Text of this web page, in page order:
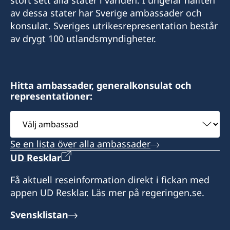
Consulate of Sweden
Mor Center 2nd floor
Honorärkonsul
Mr Moshe Krispin
+972 4 864 31 65
Fax
Consulate of Sweden
2 Kikar Chayat
Haifa 31334
Israel
Honorärkonsul
av dessa stater har Sverige ambassader och
konsulat. Sveriges utrikesrepresentation består
av drygt 100 utlandsmyndigheter.
Hitta ambassader, generalkonsulat och
representationer:
Välj
ambassad
Se en lista över alla ambassader
UD Resklar
Få aktuell reseinformation direkt i fickan med
appen UD Resklar. Läs mer på regeringen.se.
Svensklistan